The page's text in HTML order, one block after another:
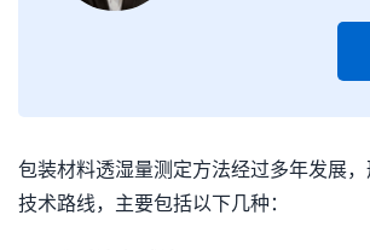
包装材料透湿量测定方法经过多年发展
技术路线，主要包括以下几种：